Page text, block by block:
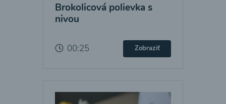
Brokolicová polievka s
nivou
00:25 Zobraziť